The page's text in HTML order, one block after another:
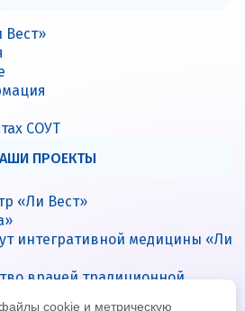
Вест»
СОУТ
ПРОЕКТЫ
«Ли Вест»
интегративной медицины «Ли
врачей традиционной
файлы cookie и метрическую